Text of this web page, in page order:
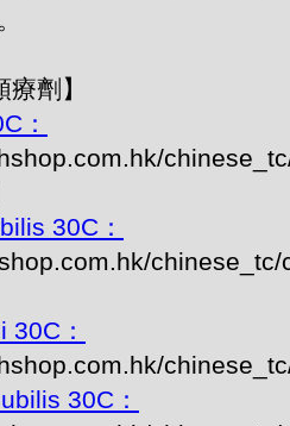
劑】
：
30C：
：
30C：